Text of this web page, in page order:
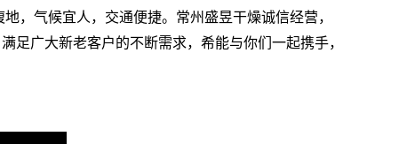
，气候宜人，交通便捷。常州盛昱干燥诚信经营，
足广大新老客户的不断需求，希能与你们一起携手，